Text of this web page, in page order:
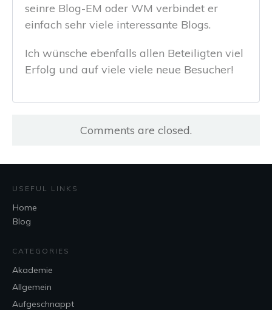
seinre Blog-EM oder WM verbindet er
einfach sehr viele interessante Blogs.
Ich wünsche ebenfalls allen Beteiligten viel
Erfolg und auf viele viele neue Besucher!
Comments are closed.
USEFUL LINKS
Home
Blog
CATEGORIES
Akademie
Allgemein
Aufgeschnappt